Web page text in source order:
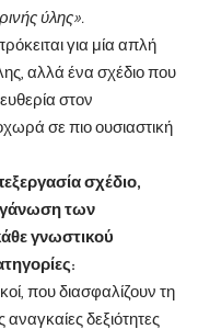
ύλης».
για μία απλή
αλλά ένα σχέδιο που
στον
σε πιο ουσιαστική
σχέδιο,
των
γνωστικού
που διασφαλίζουν τη
δεξιότητες